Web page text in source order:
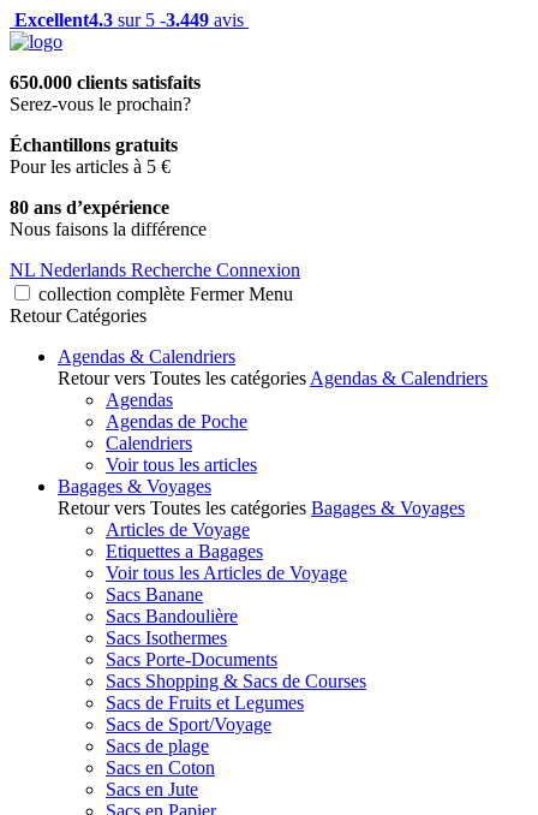
Excellent4.3 sur 5 -3.449 avis
650.000 clients satisfaits
Serez-vous le prochain?
Échantillons gratuits
Pour les articles à 5 €
80 ans d’expérience
Nous faisons la différence
NL Nederlands Recherche Connexion
collection complète Fermer Menu
Retour Catégories
Agendas & Calendriers
Retour vers Toutes les catégories Agendas & Calendriers
Agendas
Agendas de Poche
Calendriers
Voir tous les articles
Bagages & Voyages
Retour vers Toutes les catégories Bagages & Voyages
Articles de Voyage
Etiquettes a Bagages
Voir tous les Articles de Voyage
Sacs Banane
Sacs Bandoulière
Sacs Isothermes
Sacs Porte-Documents
Sacs Shopping & Sacs de Courses
Sacs de Fruits et Legumes
Sacs de Sport/Voyage
Sacs de plage
Sacs en Coton
Sacs en Jute
Sacs en Papier